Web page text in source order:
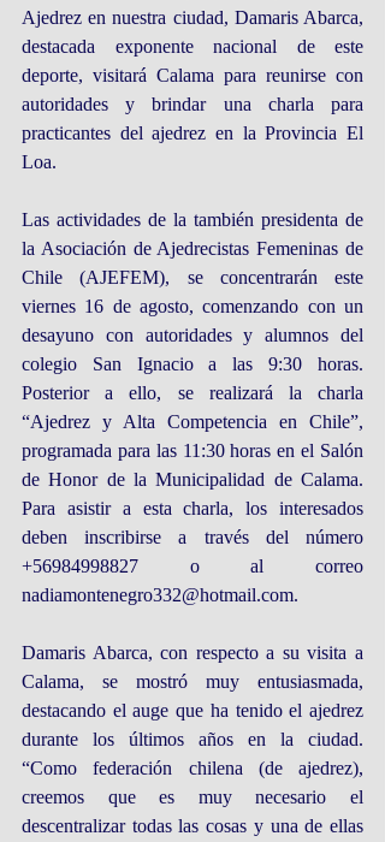
Ajedrez en nuestra ciudad, Damaris Abarca,
destacada exponente nacional de este
deporte, visitará Calama para reunirse con
autoridades y brindar una charla para
practicantes del ajedrez en la Provincia El
Loa.
Las actividades de la también presidenta de
la Asociación de Ajedrecistas Femeninas de
Chile (AJEFEM), se concentrarán este
viernes 16 de agosto, comenzando con un
desayuno con autoridades y alumnos del
colegio San Ignacio a las 9:30 horas.
Posterior a ello, se realizará la charla
“Ajedrez y Alta Competencia en Chile”,
programada para las 11:30 horas en el Salón
de Honor de la Municipalidad de Calama.
Para asistir a esta charla, los interesados
deben inscribirse a través del número
+56984998827 o al correo
nadiamontenegro332@hotmail.com.
Damaris Abarca, con respecto a su visita a
Calama, se mostró muy entusiasmada,
destacando el auge que ha tenido el ajedrez
durante los últimos años en la ciudad.
“Como federación chilena (de ajedrez),
creemos que es muy necesario el
descentralizar todas las cosas y una de ellas